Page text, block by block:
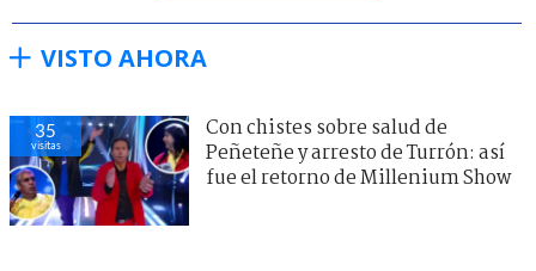
VISTO AHORA
35
visitas
Con chistes sobre salud de
Peñeteñe y arresto de Turrón: así
fue el retorno de Millenium Show